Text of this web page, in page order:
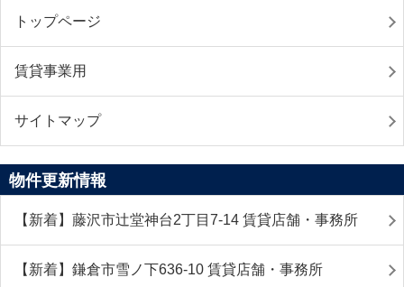
トップページ
賃貸事業用
サイトマップ
物件更新情報
【新着】藤沢市辻堂神台2丁目7-14 賃貸店舗・事務所
【新着】鎌倉市雪ノ下636-10 賃貸店舗・事務所